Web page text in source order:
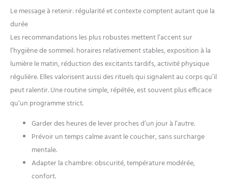
capteur optique avancé de
nouvelle génération. Cette
montre connectée femme et
homme assure un suivi continu
24h/24 de votre fréquence
cardiaque et du taux d'oxygène
dans le sang (SpO2). Le système
émet une alerte automatique en
cardiaque, offrant une sécurité
proactive. Ces mesures précises
aident à comprendre l'impact de
vos activités sur votre forme.
Note : Ce produit n'est pas un
sont fournies à titre indicatif
bien-être général, visant une
gestion simplifiée de votre
[Sommeil, Stress & Suivi du Cycle
Féminin] Optimisez votre repos
avec une analyse détaillée des
Le message à retenir: régularité et contexte comptent autant que la
durée
Les recommandations les plus robustes mettent l’accent sur
l’hygiène de sommeil: horaires relativement stables, exposition à la
lumière le matin, réduction des excitants tardifs, activité physique
régulière. Elles valorisent aussi des rituels qui signalent au corps qu’il
peut ralentir. Une routine simple, répétée, est souvent plus efficace
qu’un programme strict.
Garder des heures de lever proches d’un jour à l’autre.
Prévoir un temps calme avant le coucher, sans surcharge
mentale.
Adapter la chambre: obscurité, température modérée,
confort.